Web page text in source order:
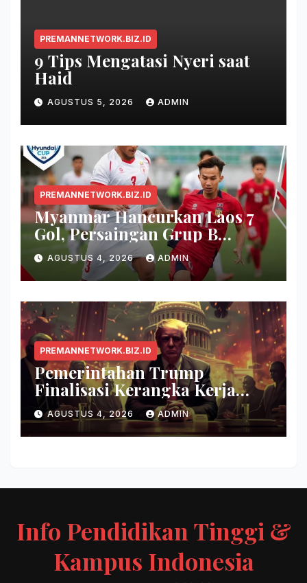
PREMANNETWORK.BIZ.ID
9 Tips Mengatasi Nyeri saat
Haid
AGUSTUS 5, 2026 ADMIN
PREMANNETWORK.BIZ.ID
Myanmar Hancurkan Laos 7
Gol, Persaingan Grup B
Memanas!
AGUSTUS 4, 2026 ADMIN
PREMANNETWORK.BIZ.ID
Pemerintahan Trump
Finalisasi Kerangka Kerja
Evaluasi Model AI Baru
AGUSTUS 4, 2026 ADMIN
Info Pendidikan Tinggi &
Kampus Indonesia